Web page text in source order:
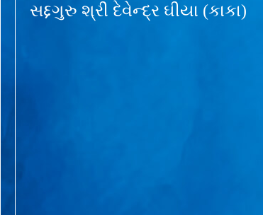
સદ્દગુરુ શ્રી દેવેન્દ્ર ઘીયા (કાકા)